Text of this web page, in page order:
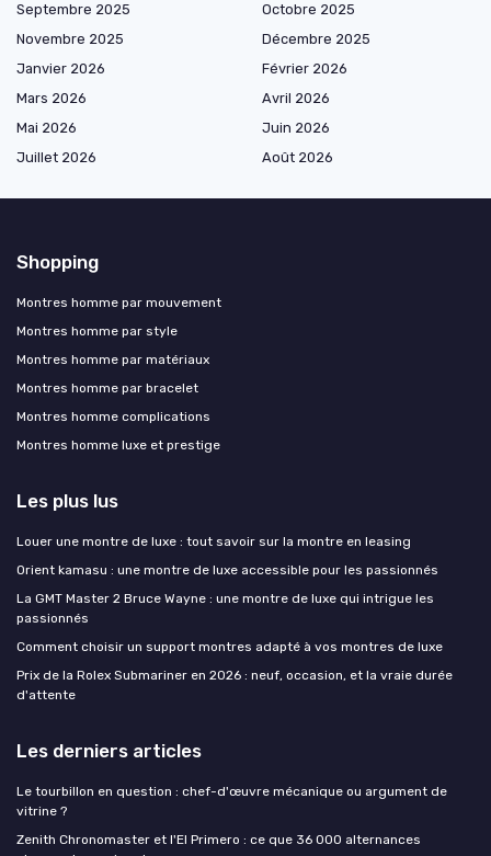
Septembre 2025
Octobre 2025
Novembre 2025
Décembre 2025
Janvier 2026
Février 2026
Mars 2026
Avril 2026
Mai 2026
Juin 2026
Juillet 2026
Août 2026
Shopping
Montres homme par mouvement
Montres homme par style
Montres homme par matériaux
Montres homme par bracelet
Montres homme complications
Montres homme luxe et prestige
Les plus lus
Louer une montre de luxe : tout savoir sur la montre en leasing
Orient kamasu : une montre de luxe accessible pour les passionnés
La GMT Master 2 Bruce Wayne : une montre de luxe qui intrigue les
passionnés
Comment choisir un support montres adapté à vos montres de luxe
Prix de la Rolex Submariner en 2026 : neuf, occasion, et la vraie durée
d'attente
Les derniers articles
Le tourbillon en question : chef-d'œuvre mécanique ou argument de
vitrine ?
Zenith Chronomaster et l'El Primero : ce que 36 000 alternances